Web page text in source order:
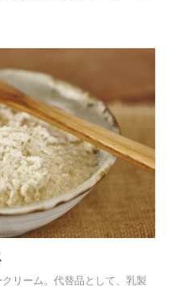
リーム。代替品として、乳製